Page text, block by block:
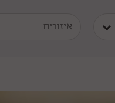
איזורים